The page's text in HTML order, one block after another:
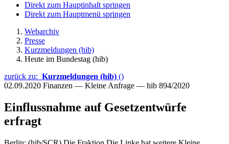
Direkt zum Hauptinhalt springen
Direkt zum Hauptmenü springen
Webarchiv
Presse
Kurzmeldungen (hib)
Heute im Bundestag (hib)
zurück zu: Kurzmeldungen (hib) ()
02.09.2020 Finanzen — Kleine Anfrage — hib 894/2020
Einflussnahme auf Gesetzentwürfe
erfragt